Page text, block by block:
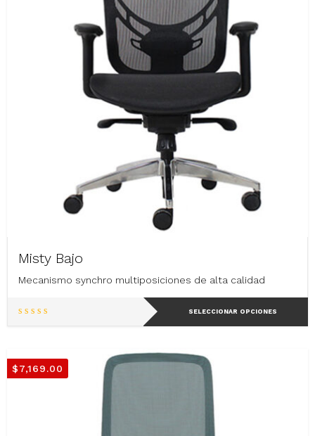
Misty Bajo
Mecanismo synchro multiposiciones de alta calidad
SELECCIONAR OPCIONES
Este
producto
variantes.
$7,169.00